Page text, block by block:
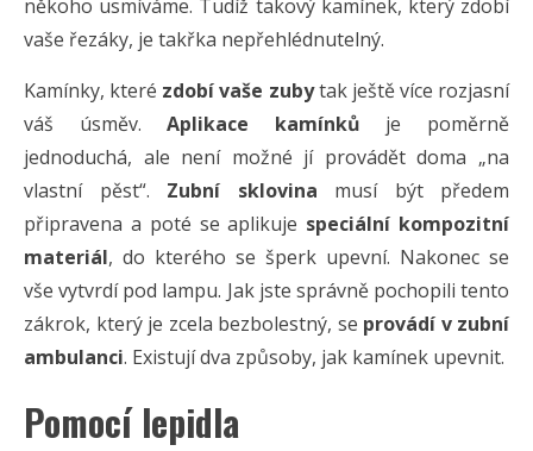
někoho usmíváme. Tudíž takový kamínek, který zdobí
vaše řezáky, je takřka nepřehlédnutelný.
Kamínky, které zdobí vaše zubytak ještě více rozjasní
váš úsměv.Aplikace kamínků je poměrně
jednoduchá, ale není možné jí provádět doma „na
vlastní pěst“. Zubní sklovina musí být předem
připravena a poté se aplikuje speciální kompozitní
materiál, do kterého se šperk upevní. Nakonec se
vše vytvrdí pod lampu. Jak jste správně pochopili tento
zákrok, který je zcela bezbolestný, se provádí v zubní
ambulanci. Existují dva způsoby, jak kamínek upevnit.
Pomocí lepidla